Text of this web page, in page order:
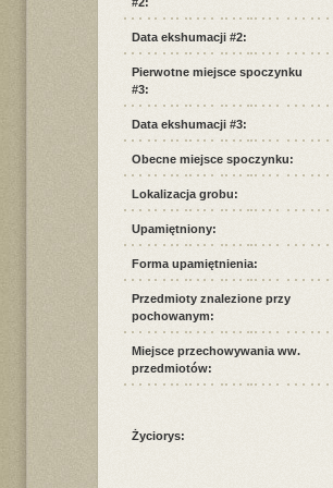
Data ekshumacji #2:
Pierwotne miejsce spoczynku
#3:
Data ekshumacji #3:
Obecne miejsce spoczynku:
Lokalizacja grobu:
Upamiętniony:
Forma upamiętnienia:
Przedmioty znalezione przy
pochowanym:
Miejsce przechowywania ww.
przedmiotów:
Życiorys: